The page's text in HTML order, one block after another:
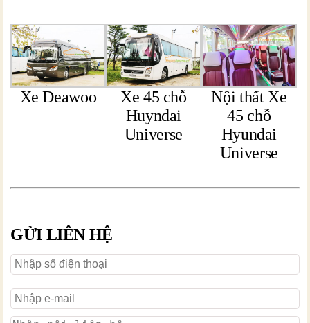
Xe Deawoo
Xe 45 chỗ
Huyndai
Universe
Nội thất Xe
45 chỗ
Hyundai
Universe
GỬI LIÊN HỆ